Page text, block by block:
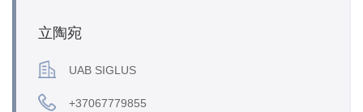
立陶宛
UAB SIGLUS
+37067779855